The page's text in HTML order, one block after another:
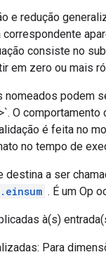
e redução
consiste no
em zero ou mais
podem
O
é feita no
no tempo de
destina a ser
. É um Op
à(s)
Para